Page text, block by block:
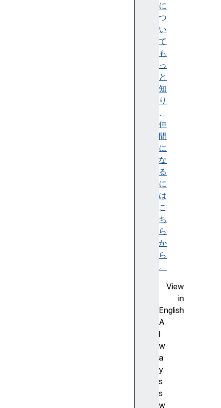
に
つ
い
て
も
っ
と
知
り
、
仲
間
に
な
る
に
は
こ
ち
ら
か
ら
。
View
in
English
A
l
w
a
y
s
s
w